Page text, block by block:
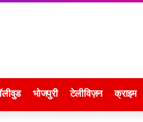
भोजपुरी टेलीविज़न क्राइम